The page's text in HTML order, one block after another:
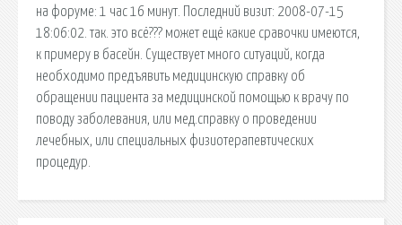
на форуме: 1 час 16 минут. Последний визит: 2008-07-15
18:06:02. так. это всё??? может ещё какие сравочки имеются,
к примеру в басейн. Существует много ситуаций, когда
необходимо предъявить медицинскую справку об
обращении пациента за медицинской помощью к врачу по
поводу заболевания, или мед.справку о проведении
лечебных, или специальных физиотерапевтических
процедур.